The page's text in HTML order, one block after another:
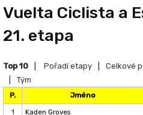
Vuelta Ciclista a
21. etapa
Top 10 Pořadí etapy Celkové
Tým
P. Jméno
1
Kaden Groves